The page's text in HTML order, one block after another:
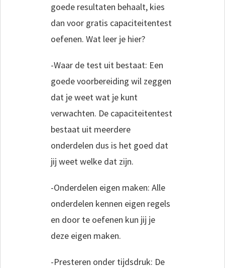
goede resultaten behaalt, kies
dan voor gratis capaciteitentest
oefenen. Wat leer je hier?
-Waar de test uit bestaat: Een
goede voorbereiding wil zeggen
dat je weet wat je kunt
verwachten. De capaciteitentest
bestaat uit meerdere
onderdelen dus is het goed dat
jij weet welke dat zijn.
-Onderdelen eigen maken: Alle
onderdelen kennen eigen regels
en door te oefenen kun jij je
deze eigen maken.
-Presteren onder tijdsdruk: De